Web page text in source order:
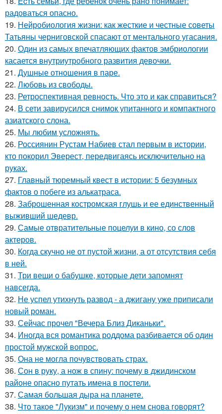
радоваться опасно.
19. Нейробиология жизни: как жесткие и честные советы
Татьяны черниговской спасают от ментального угасания.
20. Один из самых впечатляющих фактов эмбриологии
касается внутриутробного развития девочки.
21. Душные отношения в паре.
22. Любовь из свободы.
23. Ретроспективная ревность. Что это и как справиться?
24. В сети завирусился снимок упитанного и компактного
азиатского слона.
25. Мы любим усложнять.
26. Россиянин Рустам Набиев стал первым в истории,
кто покорил Эверест, передвигаясь исключительно на
руках.
27. Главный тюремный квест в истории: 5 безумных
фактов о побеге из алькатраса.
28. Заброшенная костромская глушь и ее единственный
выживший шедевр.
29. Самые отвратительные поцелуи в кино, со слов
актеров.
30. Когда скучно не от пустой жизни, а от отсутствия себя
в ней.
31. Три вещи о бабушке, которые дети запомнят
навсегда.
32. Не успел утихнуть развод - а джигану уже приписали
новый роман.
33. Сейчас прочел "Вечера Близ Диканьки".
34. Иногда вся романтика роддома разбивается об один
простой мужской вопрос.
35. Она не могла почувствовать страх.
36. Сон в руку, а нож в спину: почему в джидинском
районе опасно путать имена в постели.
37. Самая большая дыра на планете.
38. Что такое "Лукизм" и почему о нем снова говорят?